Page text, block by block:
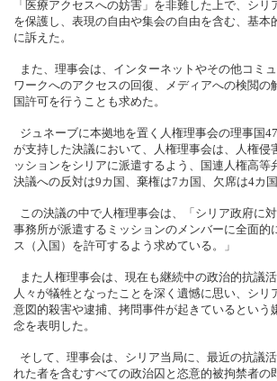
「医療アクセスへの妨害」を非難した上で、シリ
を保護し、表現の自由や集会の自由を含む、基本
に訴えた。
また、理事会は、インターネットやその他コミ
ワークへのアクセスの回復、メディアへの検閲の
国許可を行うことも求めた。
ジュネーブに本拠地を置く人権理事会の理事国47
が支持した決議において、人権理事会は、人権侵
ッションをシリアに派遣するよう、国連人権高等
決議への反対は9カ国、棄権は7カ国、欠席は4カ
この決議の中で人権理事会は、「シリア政府に
事務所が派遣するミッションのメンバーに全面的
ス（入国）を許可するよう求めている。」
また人権理事会は、現在も継続中の政治的抗議
人々が犠牲となったことを深く遺憾に思い、シリ
意図的殺害や逮捕、拷問事件が起きているという
念を表明した。
そして、理事会は、シリア当局に、最近の抗議
れた者を含むすべての政治囚と恣意的被拘禁者の